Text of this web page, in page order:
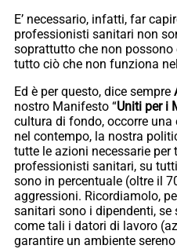
E’ necessario, infatti, far
professionisti sanitari non
soprattutto che non
tutto ciò che non funziona
Ed è per questo, dice sempre
nostro Manifesto “Uniti per i
cultura di fondo, occorre una
nel contempo, la nostra
tutte le azioni necessarie per
professionisti sanitari, su
sono in percentuale (oltre il
aggressioni. Ricordiamolo,
sanitari sono i dipendenti,
come tali i datori di lavoro
garantire un ambiente